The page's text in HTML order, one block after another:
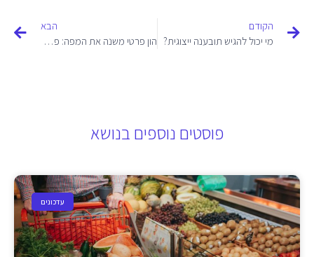
הקודם
מי יכול להגיש תובענה ייצוגית?
הבא
הון פרטי משנה את המפה: פמילי אופיס מובילים עידן השקעות חדש
פוסטים נוספים בנושא
עדכונים